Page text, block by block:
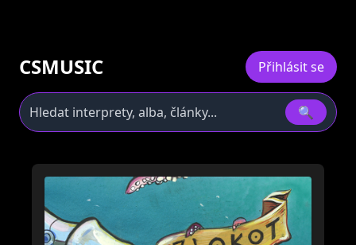
CSMUSIC Přihlásit se
🔍